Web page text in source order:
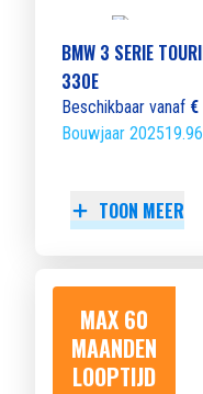
BMW 3 SERIE
330E
Beschikbaar vanaf €
Bouwjaar 2025
TOON MEER
MAX 60
MAANDEN
LOOPTIJD